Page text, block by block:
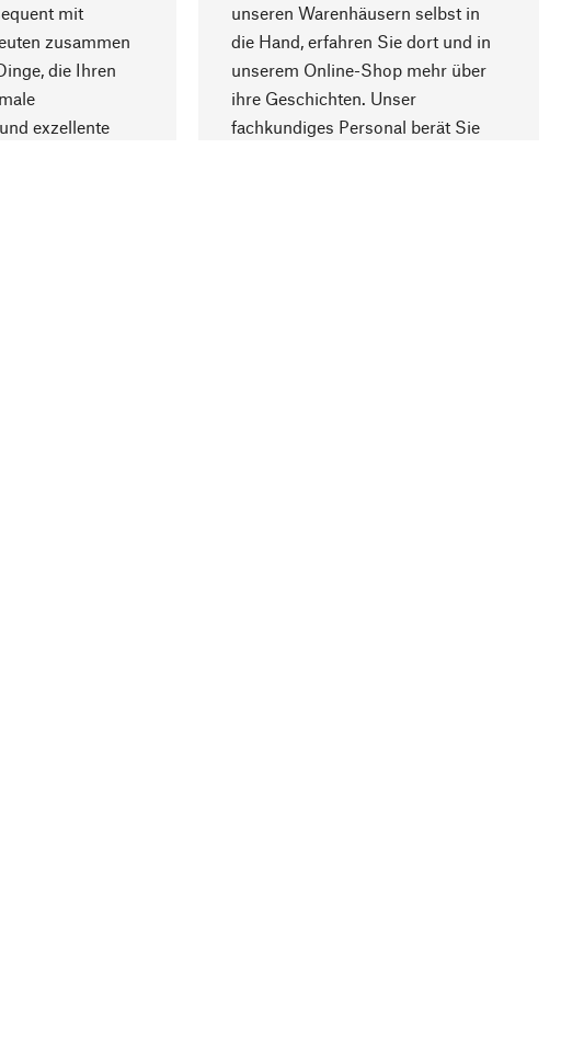
mit
zusammen
die Ihren
exzellente
unseren Warenhäusern selbst in
die Hand, erfahren Sie dort und in
unserem Online-Shop mehr über
ihre Geschichten. Unser
fachkundiges Personal berät Sie